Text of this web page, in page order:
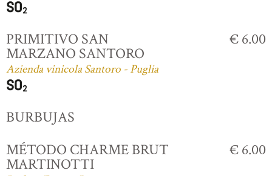
PRIMITIVO SAN
MARZANO SANTORO
Azienda vinicola Santoro - Puglia
€ 6.00
BURBUJAS
MÉTODO CHARME BRUT
MARTINOTTI
€ 6.00